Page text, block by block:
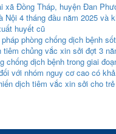
xã Đồng Tháp, huyện Đan
Nội 4 tháng đầu năm 2025 và
huyết cũ
phòng chống dịch bệnh
chủng vắc xin sởi đợt 3
chống dịch bệnh trong giai
với nhóm nguy cơ cao có
dịch tiêm vắc xin sởi cho